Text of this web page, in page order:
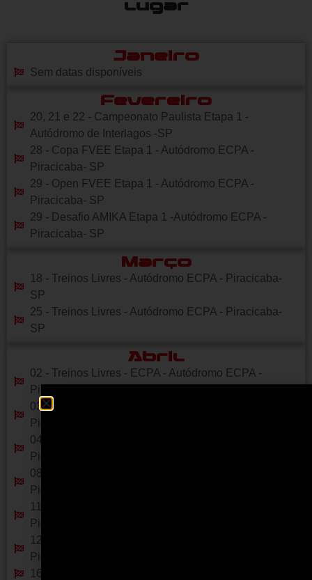
lugar
Janeiro
Sem datas disponíveis
Fevereiro
20, 21 e 22 - Campeonato Paulista Etapa 1 -
Autódromo de Interlagos -SP
28 - Copa FVEE Etapa 1 - Autódromo ECPA -
Piracicaba- SP
29 - Open FVEE Etapa 1 - Autódromo ECPA -
Piracicaba- SP
29 - Desafio AMIKA Etapa 1 -Autódromo ECPA -
Piracicaba- SP
Março
18 - Treinos Livres - Autódromo ECPA - Piracicaba-
SP
25 - Treinos Livres - Autódromo ECPA - Piracicaba-
SP
Abril
02 - Treinos Livres - ECPA - Autódromo ECPA -
Piracicaba- SP
03 - Treinos Livres - ECPA - Autódromo ECPA -
Piracicaba- SP
04 - Treinos Livres - ECPA - Autódromo ECPA -
Piracicaba- SP
08 - Treinos Livres - ECPA - Autódromo ECPA -
Piracicaba- SP
11 - Treinos Livres - ECPA - Autódromo ECPA -
Piracicaba- SP
12 - Treinos Livres - ECPA - Autódromo ECPA -
Piracicaba- SP
16 - Treinos Livres - Autódromo de Interlagos - SP